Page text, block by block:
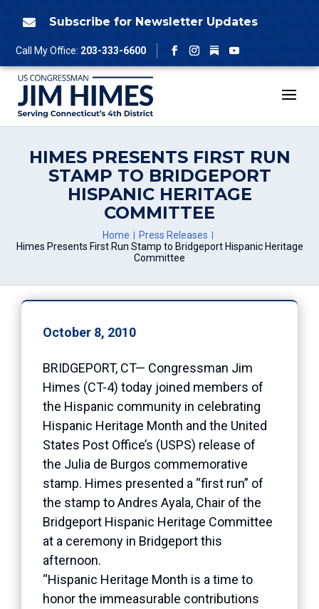
 Subscribe for Newsletter Updates
Call My Office: 203-333-6600
Facebook
Instagram
Follow
YouTube
HIMES PRESENTS FIRST RUN
STAMP TO BRIDGEPORT
HISPANIC HERITAGE
COMMITTEE
Home
Press Releases
Himes Presents First Run Stamp to Bridgeport Hispanic Heritage
Committee
October 8, 2010
BRIDGEPORT, CT— Congressman Jim
Himes (CT-4) today joined members of
the Hispanic community in celebrating
Hispanic Heritage Month and the United
States Post Office’s (USPS) release of
the Julia de Burgos commemorative
stamp. Himes presented a “first run” of
the stamp to Andres Ayala, Chair of the
Bridgeport Hispanic Heritage Committee
at a ceremony in Bridgeport this
afternoon.
“Hispanic Heritage Month is a time to
honor the immeasurable contributions